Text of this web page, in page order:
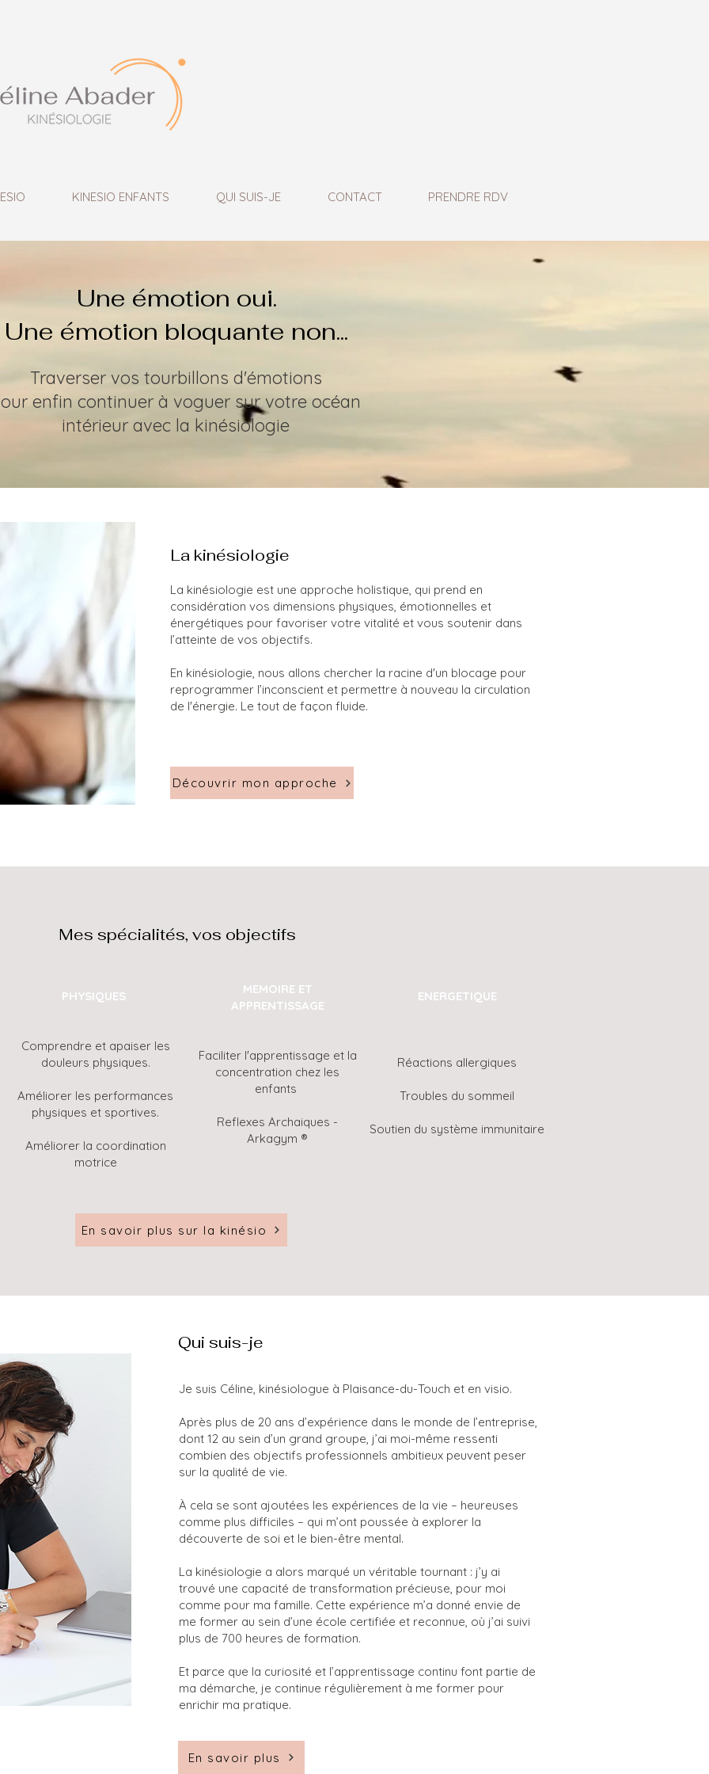
KINESIO ENFANTS QUI SUIS-JE CONTACT PRENDRE RDV
Une émotion oui.
Une émotion bloquante non...
Traverser vos tourbillons d'émotions
enfin continuer à voguer sur votre océan
intérieur avec la kinésiologie
La kinésiologie
La kinésiologie est une approche holistique, qui prend en
considération vos dimensions physiques, émotionnelles et
énergétiques pour favoriser votre vitalité et vous soutenir dans
l’atteinte de vos objectifs.
En kinésiologie, nous allons chercher la racine d'un blocage pour
reprogrammer l’inconscient et permettre à nouveau la circulation
de l'énergie. Le tout de façon fluide.
Découvrir mon approche
Mes spécialités, vos objectifs
​PHYSIQUES
Comprendre et apaiser les
douleurs physiques.
Améliorer les performances
physiques et sportives.
Améliorer la coordination
motrice
MEMOIRE ET
APPRENTISSAGE
Faciliter l'apprentissage et la
concentration chez les
enfants
Reflexes Archaiques -
Arkagym ®
ENERGETIQUE
Réactions allergiques
Troubles du sommeil
Soutien du système immunitaire
En savoir plus sur la kinésio
Qui suis-je
Je suis Céline, kinésiologue à Plaisance-du-Touch et en visio.
Après plus de 20 ans d’expérience dans le monde de l’entreprise,
dont 12 au sein d’un grand groupe, j’ai moi-même ressenti
combien des objectifs professionnels ambitieux peuvent peser
sur la qualité de vie.
À cela se sont ajoutées les expériences de la vie – heureuses
comme plus difficiles – qui m’ont poussée à explorer la
découverte de soi et le bien-être mental.
La kinésiologie a alors marqué un véritable tournant : j’y ai
trouvé une capacité de transformation précieuse, pour moi
comme pour ma famille. Cette expérience m’a donné envie de
me former au sein d’une école certifiée et reconnue, où j’ai suivi
plus de 700 heures de formation.
Et parce que la curiosité et l’apprentissage continu font partie de
ma démarche, je continue régulièrement à me former pour
enrichir ma pratique.
En savoir plus